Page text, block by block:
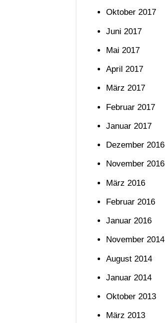
Oktober 2017
Juni 2017
Mai 2017
April 2017
März 2017
Februar 2017
Januar 2017
Dezember 2016
November 2016
März 2016
Februar 2016
Januar 2016
November 2014
August 2014
Januar 2014
Oktober 2013
März 2013